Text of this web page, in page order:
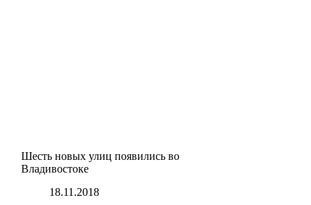
Шесть новых улиц появились во
Владивостоке
18.11.2018